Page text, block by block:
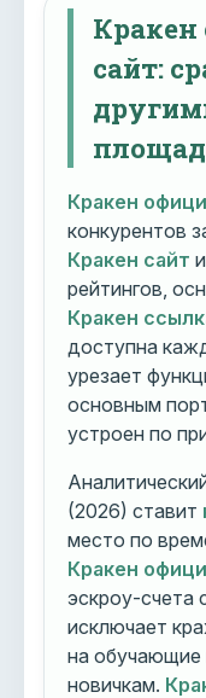
сайт:
Кракен
конкурентов
Кракен сайт
рейтингов,
Кракен
доступна
урезает
основным
устроен по
(2026) ставит
место по
Кракен
эскроу-счета
исключает
на обучающие
новичкам.